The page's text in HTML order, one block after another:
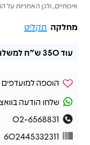
איכותיים, ולכן האחריות
מחלקה תקליט
עוד350 ש"ח
הוספה למועדפים
שלחו הודעה
02-6568831
602445332311